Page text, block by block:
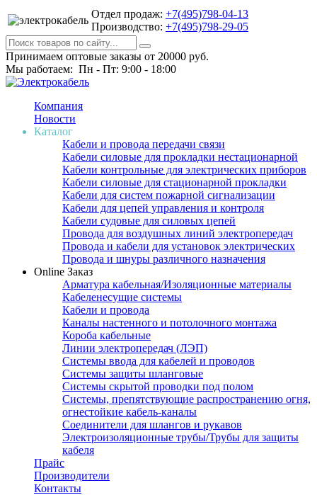
Отдел продаж: +7(495)798-04-13
Производство: +7(495)798-29-05
Принимаем оптовые заказы от 20000 руб.
Мы работаем: Пн - Пт: 9:00 - 18:00
Компания
Новости
Каталог
Кабели и провода передачи связи
Кабели силовые для прокладки нестационарной
Кабели контрольные для электрических приборов
Кабели силовые для стационарной прокладки
Кабели для систем пожарной сигнализации
Кабели для цепей управления и контроля
Кабели судовые для силовых цепей
Провода для воздушных линий электропередач
Провода и кабели для установок электрических
Провода и шнуры различного назначения
Online Заказ
Арматура кабельная/Изоляционные материалы
Кабеленесущие системы
Кабели и провода
Каналы настенного и потолочного монтажа
Короба кабельные
Линии электропередач (ЛЭП)
Системы ввода для кабелей и проводов
Системы защиты шланговые
Системы скрытой проводки под полом
Системы, препятствующие распространению огня,
огнестойкие кабель-каналы
Соединители для шлангов и рукавов
Электроизоляционные трубы/Трубы для защиты
кабеля
Прайс
Производители
Контакты